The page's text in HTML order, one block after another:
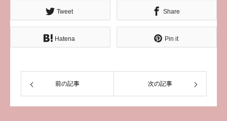
Tweet Share
Hatena Pin it
前の記事 次の記事